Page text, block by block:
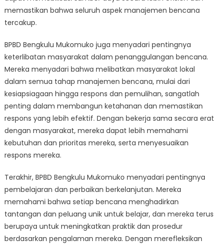
memastikan bahwa seluruh aspek manajemen bencana
tercakup.
BPBD Bengkulu Mukomuko juga menyadari pentingnya
keterlibatan masyarakat dalam penanggulangan bencana.
Mereka menyadari bahwa melibatkan masyarakat lokal
dalam semua tahap manajemen bencana, mulai dari
kesiapsiagaan hingga respons dan pemulihan, sangatlah
penting dalam membangun ketahanan dan memastikan
respons yang lebih efektif. Dengan bekerja sama secara erat
dengan masyarakat, mereka dapat lebih memahami
kebutuhan dan prioritas mereka, serta menyesuaikan
respons mereka.
Terakhir, BPBD Bengkulu Mukomuko menyadari pentingnya
pembelajaran dan perbaikan berkelanjutan. Mereka
memahami bahwa setiap bencana menghadirkan
tantangan dan peluang unik untuk belajar, dan mereka terus
berupaya untuk meningkatkan praktik dan prosedur
berdasarkan pengalaman mereka. Dengan merefleksikan